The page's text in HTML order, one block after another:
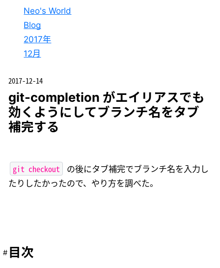
Neo's World
Blog
2017年
12月
2017-12-14
git-completion がエイリアスでも
効くようにしてブランチ名をタブ
補完する
git checkout
の後にタブ補完でブランチ名を入力し
たりしたかったので、やり方を調べた。
目次